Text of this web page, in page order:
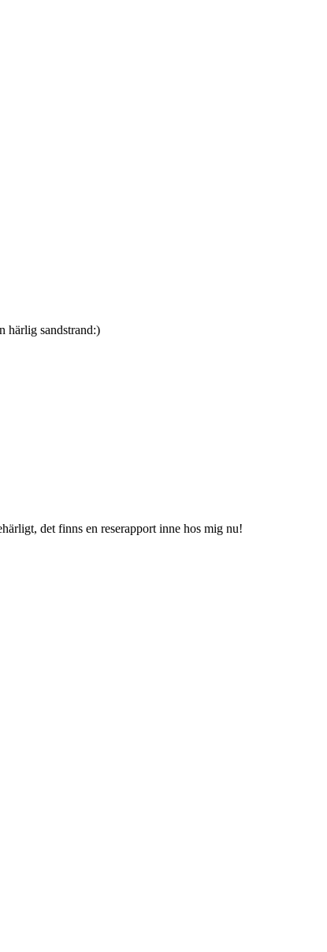
härlig sandstrand:)
det finns en reserapport inne hos mig nu!